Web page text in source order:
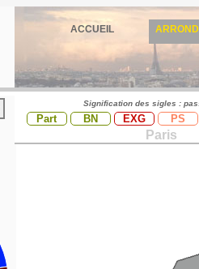
ACCUEIL
Signification des sigles :
Part BN EXG PS
Paris